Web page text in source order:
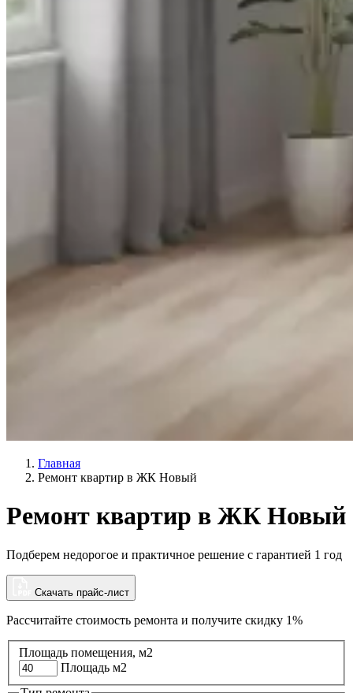
Главная
Ремонт квартир в ЖК Новый
Ремонт квартир в ЖК Новый
Подберем недорогое и практичное решение с гарантией 1 год
Скачать прайс-лист
Рассчитайте стоимость ремонта и получите скидку 1%
Площадь помещения, м2
Площадь м2